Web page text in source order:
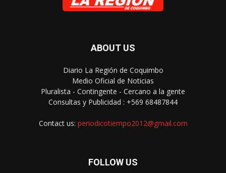
ABOUT US
Diario La Región de Coquimbo
Medio Oficial de Noticias
Pluralista - Contingente - Cercano a la gente
Consultas y Publicidad : +569 68487844
Contact us: periodicotiempo2012@gmail.com
FOLLOW US